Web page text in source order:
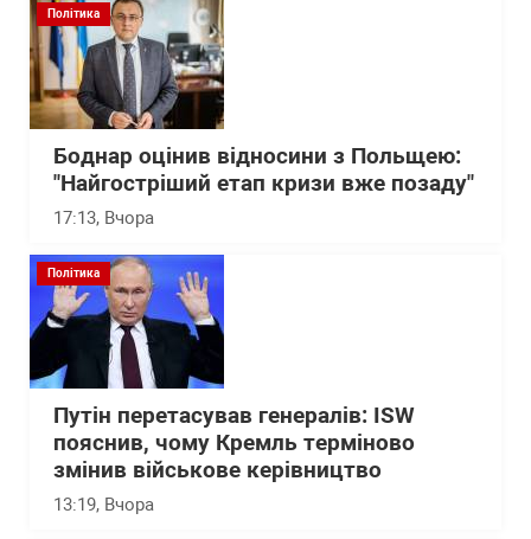
Політика
Боднар оцінив відносини з Польщею:
"Найгостріший етап кризи вже позаду"
17:13, Вчора
Політика
Путін перетасував генералів: ISW
пояснив, чому Кремль терміново
змінив військове керівництво
13:19, Вчора